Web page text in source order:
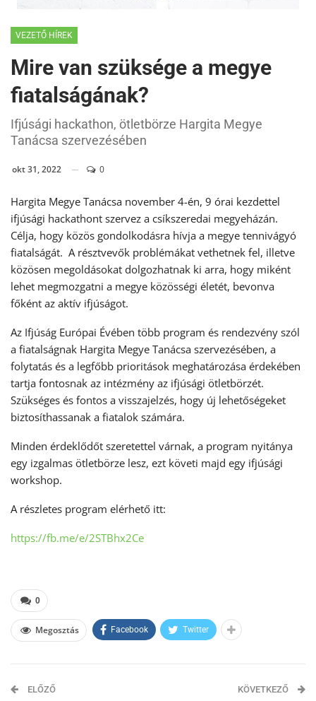
VEZETŐ HÍREK
Mire van szüksége a megye
fiatalságának?
Ifjúsági hackathon, ötletbörze Hargita Megye
Tanácsa szervezésében
okt 31, 2022 0
Hargita Megye Tanácsa november 4-én, 9 órai kezdettel
ifjúsági hackathont szervez a csíkszeredai megyeházán.
Célja, hogy közös gondolkodásra hívja a megye tennivágyó
fiatalságát. A résztvevők problémákat vethetnek fel, illetve
közösen megoldásokat dolgozhatnak ki arra, hogy miként
lehet megmozgatni a megye közösségi életét, bevonva
főként az aktív ifjúságot.
Az Ifjúság Európai Évében több program és rendezvény szól
a fiatalságnak Hargita Megye Tanácsa szervezésében, a
folytatás és a legfőbb prioritások meghatározása érdekében
tartja fontosnak az intézmény az ifjúsági ötletbörzét.
Szükséges és fontos a visszajelzés, hogy új lehetőségeket
biztosíthassanak a fiatalok számára.
Minden érdeklődőt szeretettel várnak, a program nyitánya
egy izgalmas ötletbörze lesz, ezt követi majd egy ifjúsági
workshop.
A részletes program elérhető itt:
https://fb.me/e/2STBhx2Ce
0
Megosztás Facebook Twitter
ELŐZŐ KÖVETKEZŐ